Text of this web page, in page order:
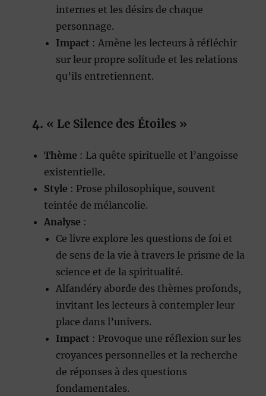
internes et les désirs de chaque
personnage.
Impact : Amène les lecteurs à réfléchir
sur leur propre solitude et les relations
qu’ils entretiennent.
4. « Le Silence des Étoiles »
Thème : La quête spirituelle et l’angoisse
existentielle.
Style : Prose philosophique, souvent
teintée de mélancolie.
Analyse :
Ce livre explore les questions de foi et
de sens de la vie à travers le prisme de la
science et de la spiritualité.
Alfandéry aborde des thèmes profonds,
invitant les lecteurs à contempler leur
place dans l’univers.
Impact : Provoque une réflexion sur les
croyances personnelles et la recherche
de réponses à des questions
fondamentales.